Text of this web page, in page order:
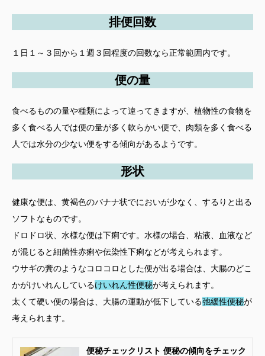
排便回数
１日１～３回から１週３回程度の回数なら正常範囲内です。
便の量
食べるものの量や種類によって違ってきますが、植物性の食物を
多く食べる人では便の量が多く軟らかい便で、肉類を多く食べる
人では水分の少ない便をする傾向があるようです。
形状
健康な便は、黄褐色のバナナ状でにおいが少なく、するりと出る
ソフトなものです。
ドロドロ状、水様な便は下痢です。水様の場合、粘液、血液など
が混じると細菌性赤痢や伝染性下痢などが考えられます。
ウサギの糞のようなコロコロとした便が出る場合は、大腸のどこ
かがけいれんしているけいれん性便秘が考えられます。
太くて硬い便の場合は、大腸の運動が低下している弛緩性便秘が
考えられます。
便秘チェックリスト 便秘の傾向をチェック